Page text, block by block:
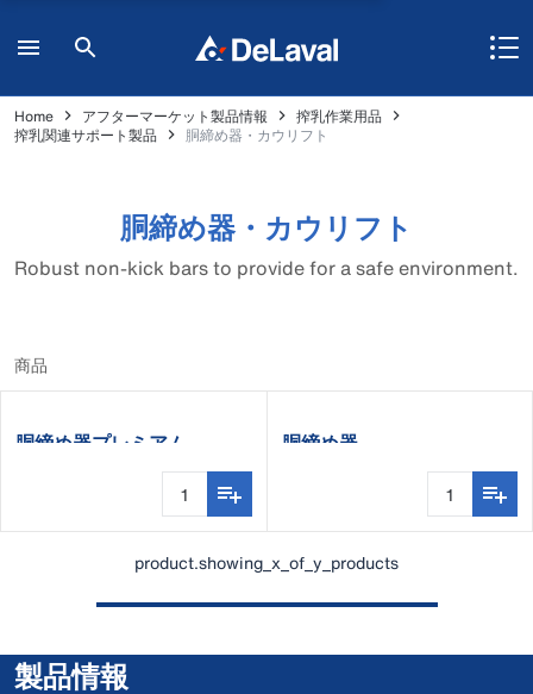
Home アフターマーケット製品情報
搾乳作業用品
搾乳関連サポート製品
胴締め器・カウリフト
胴締め器・カウリフト
Robust non-kick bars to provide for a safe environment.
商品
胴締め器プレミアム 胴締め器
product.showing_x_of_y_products
製品情報